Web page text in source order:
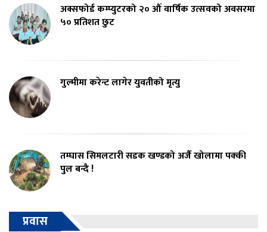
अक्सफोर्ड कम्प्युटरको २० औं वार्षिक उत्सवको अवसरमा
५० प्रतिशत छुट
गुल्मीमा करेन्ट लागेर युवतीको मृत्यु
तम्घास सिमलटारी सडक खण्डको अर्जै खोलामा पक्की
पुल बन्दै !
प्रवास